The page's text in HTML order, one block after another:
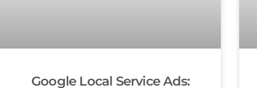
Google Local Service Ads: